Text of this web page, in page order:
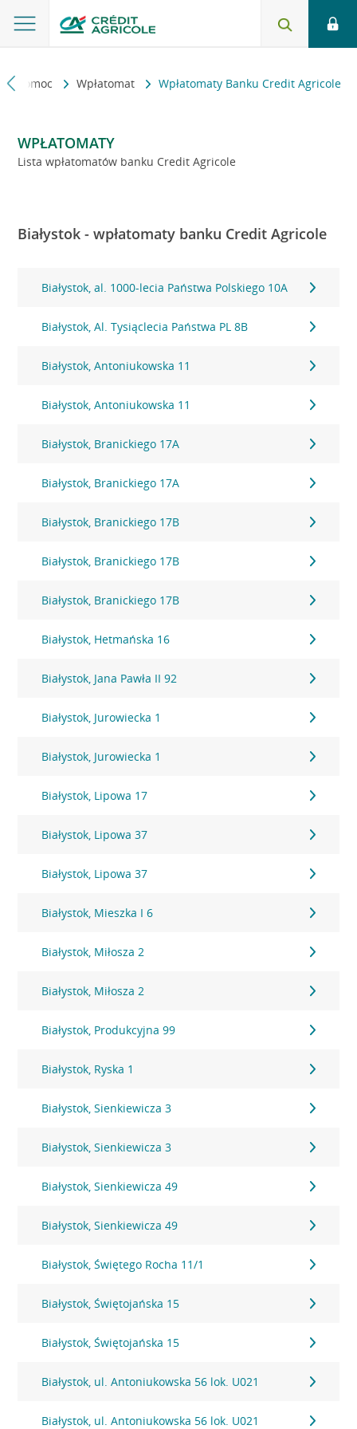
i pomoc Wpłatomat Wpłatomaty Banku Credit Agricole
WPŁATOMATY
Lista wpłatomatów banku Credit Agricole
Białystok - wpłatomaty banku Credit Agricole
Białystok, al. 1000-lecia Państwa Polskiego 10A
Białystok, Al. Tysiąclecia Państwa PL 8B
Białystok, Antoniukowska 11
Białystok, Antoniukowska 11
Białystok, Branickiego 17A
Białystok, Branickiego 17A
Białystok, Branickiego 17B
Białystok, Branickiego 17B
Białystok, Branickiego 17B
Białystok, Hetmańska 16
Białystok, Jana Pawła II 92
Białystok, Jurowiecka 1
Białystok, Jurowiecka 1
Białystok, Lipowa 17
Białystok, Lipowa 37
Białystok, Lipowa 37
Białystok, Mieszka I 6
Białystok, Miłosza 2
Białystok, Miłosza 2
Białystok, Produkcyjna 99
Białystok, Ryska 1
Białystok, Sienkiewicza 3
Białystok, Sienkiewicza 3
Białystok, Sienkiewicza 49
Białystok, Sienkiewicza 49
Białystok, Świętego Rocha 11/1
Białystok, Świętojańska 15
Białystok, Świętojańska 15
Białystok, ul. Antoniukowska 56 lok. U021
Białystok, ul. Antoniukowska 56 lok. U021